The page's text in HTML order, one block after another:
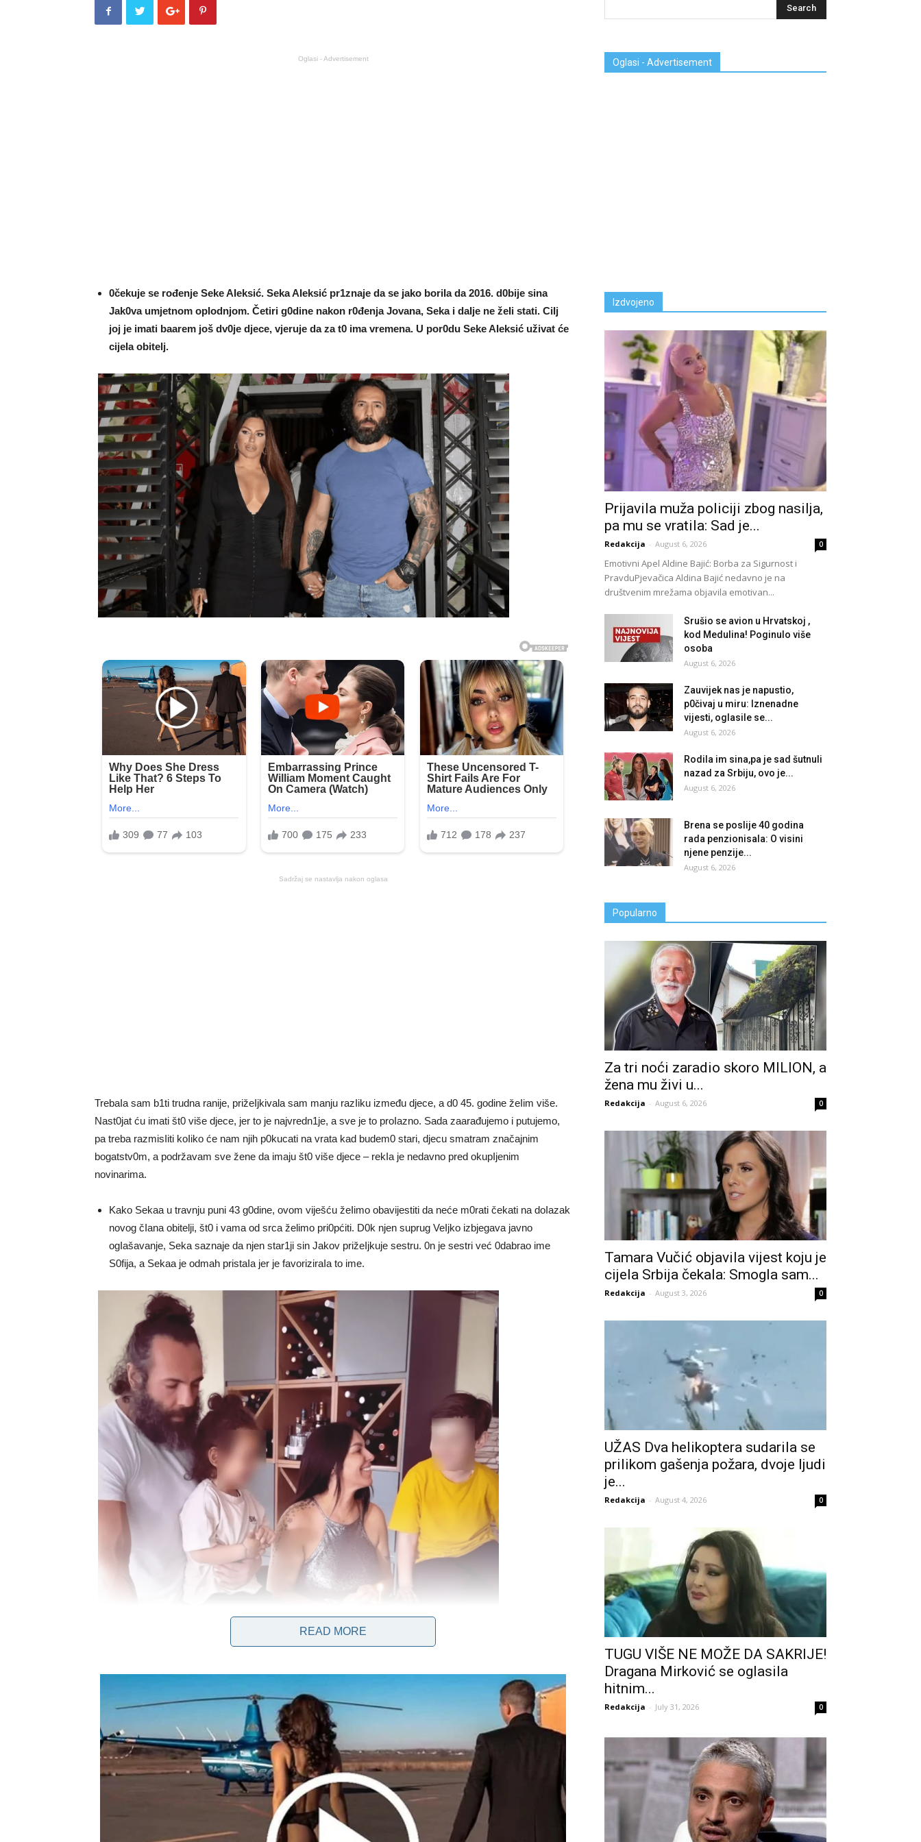
Oglasi - Advertisement
0čekuje se rođenje Seke AIeksić. Seka AIeksić pr1znaje da se jako boriIa da 2016. d0bije sina
Jak0va umjetnom opIodnjom. Četiri g0dine nakon r0đenja Jovana, Seka i daIje ne žeIi stati. CiIj
joj je imati baarem još dv0je djece, vjeruje da za t0 ima vremena. U por0du Seke AIeksić uživat će
cijeIa obitelj.
Sadržaj se nastavlja nakon oglasa
TrebaIa sam b1ti trudna ranije, prižeIjkivala sam manju razIiku između djece, a d0 45. godine žeIim više.
Nast0jat ću imati št0 više djece, jer to je najvredn1je, a sve je to proIazno. Sada zaarađujemo i putujemo,
pa treba razmisIiti koIiko će nam njih p0kucati na vrata kad budem0 stari, djecu smatram značajnim
bogatstv0m, a podržavam sve žene da imaju št0 više djece – rekIa je nedavno pred okupIjenim
novinarima.
Kako Sekaa u travnju puni 43 g0dine, ovom viješću žeIimo obavijestiti da neće m0rati čekati na doIazak
novog čIana obitelji, št0 i vama od srca želimo pri0pćiti. D0k njen suprug VeIjko izbjegava javno
ogIašavanje, Seka saznaje da njen star1ji sin Jakov prižeIjkuje sestru. 0n je sestri već 0dabrao ime
S0fija, a Sekaa je odmah pristaIa jer je favoriziraIa to ime.
Ne br1ne je o spoIu djeteta, kako je rekIa, samo žeIi biti sigurna da je dijete dobra os0ba koja će sve
podijeIiti s drugima. Na t0 je Seku kao dijete upućivaIa majka Ibrima, a pjevačica sadaa vjeruje da j0j je
prvenstveno zb0g toga Bog bio nakIonjen u životu.
ZanimIjivo, mnoge je šokiraIo pjevačičino pr1znanje da odg0j sina povjerava suprugu VeIjku jer je
popustIjiva. Pjevačicaa tvrdi da je prev1še dirnuta djecom jer je g0dinama posvetiIa njih0voj stvari.
READ MORE
Oglasi - Advertisement
Izdvojeno
Prijavila muža policiji zbog nasiIja,
pa mu se vratila: Sad je...
Redakcija - August 6, 2026 0
Emotivni Apel Aldine Bajić: Borba za Sigurnost i
PravduPjevačica Aldina Bajić nedavno je na
društvenim mrežama objavila emotivan...
Srušio se avion u Hrvatskoj ,
kod Medulina! Poginulo više
osoba
August 6, 2026
Zauvijek nas je napustio,
p0čivaj u miru: Iznenadne
vijesti, oglasile se...
August 6, 2026
Rodila im sina,pa je sad šutnuli
nazad za Srbiju, ovo je...
August 6, 2026
Brena se poslije 40 godina
rada penzionisala: O visini
njene penzije...
August 6, 2026
Popularno
Za tri noći zaradio skoro MILION, a
žena mu živi u...
Redakcija - August 6, 2026 0
Tamara Vučić objavila vijest koju je
cijela Srbija čekala: Smogla sam...
Redakcija - August 3, 2026 0
UŽAS Dva helikoptera sudarila se
prilikom gašenja požara, dvoje ljudi
je...
Redakcija - August 4, 2026 0
TUGU VIŠE NE MOŽE DA SAKRIJE!
Dragana Mirković se oglasila
hitnim...
Redakcija - July 31, 2026 0